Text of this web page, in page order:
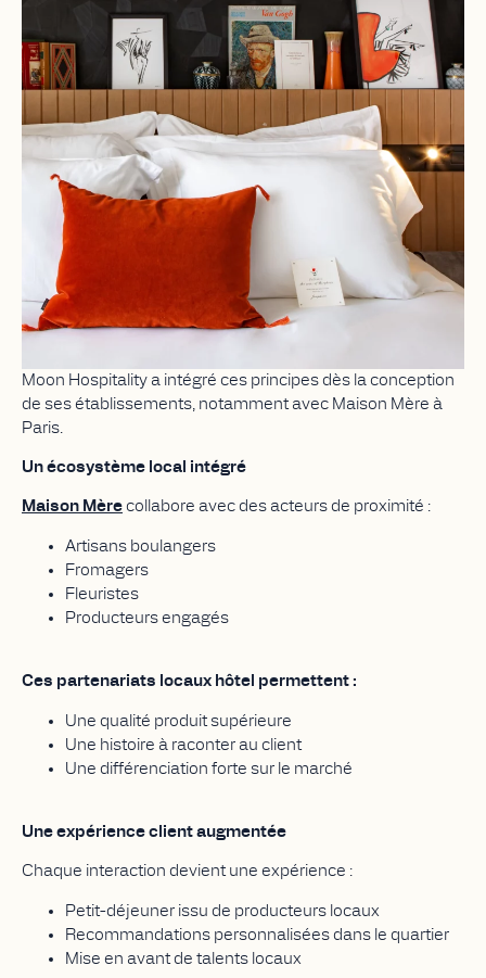
Moon Hospitality a intégré ces principes dès la conception
de ses établissements, notamment avec Maison Mère à
Paris.
Un écosystème local intégré
Maison Mère collabore avec des acteurs de proximité :
Artisans boulangers
Fromagers
Fleuristes
Producteurs engagés
Ces partenariats locaux hôtel permettent :
Une qualité produit supérieure
Une histoire à raconter au client
Une différenciation forte sur le marché
Une expérience client augmentée
Chaque interaction devient une expérience :
Petit-déjeuner issu de producteurs locaux
Recommandations personnalisées dans le quartier
Mise en avant de talents locaux